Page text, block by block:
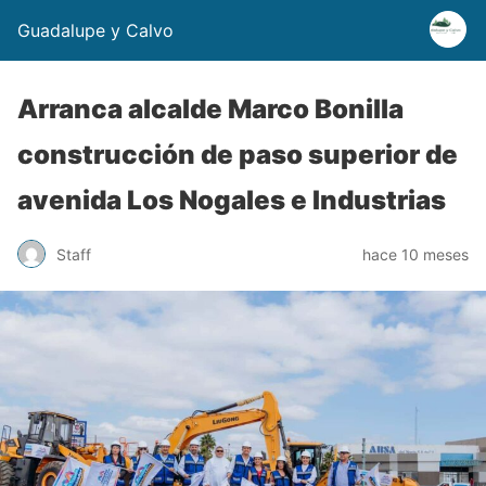
Guadalupe y Calvo
Arranca alcalde Marco Bonilla
construcción de paso superior de
avenida Los Nogales e Industrias
Staff hace 10 meses